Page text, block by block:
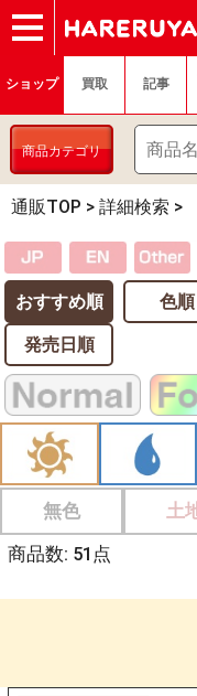
ショップ
買取
記事
デッキ検索
デッキ構築
選手一覧
店舗一覧
イベント
ヘルプ
お問い合わせ
ショップ 買取 記事
商品カテゴリ
通販TOP > 詳細検索 >
おすすめ順 色順
発売日順
無色 土
商品数: 51 点